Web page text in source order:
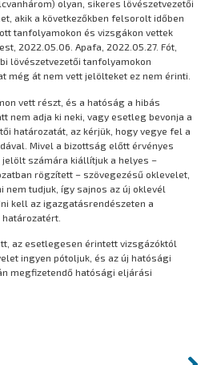
olyan, sikeres lövészetvezetői
akik a következőkben felsorolt időben
tanfolyamokon és vizsgákon vettek
2022.05.06. Apafa, 2022.05.27. Fót,
lövészetvezetői tanfolyamokon
még át nem vett jelölteket ez nem érinti.
vett részt, és a hatóság a hibás
nem adja ki neki, vagy esetleg bevonja a
határozatát, az kérjük, hogy vegye fel a
Mivel a bizottság előtt érvényes
számára kiállítjuk a helyes –
rögzített – szövegezésű oklevelet,
nem tudjuk, így sajnos az új oklevél
kell az igazgatásrendészeten a
az esetlegesen érintett vizsgázóktól
ingyen pótoljuk, és az új hatósági
megfizetendő hatósági eljárási